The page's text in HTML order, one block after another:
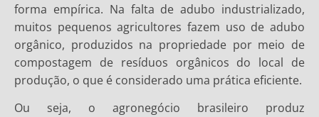
forma empírica. Na falta de adubo industrializado,
muitos pequenos agricultores fazem uso de adubo
orgânico, produzidos na propriedade por meio de
compostagem de resíduos orgânicos do local de
produção, o que é considerado uma prática eficiente.
Ou seja, o agronegócio brasileiro produz